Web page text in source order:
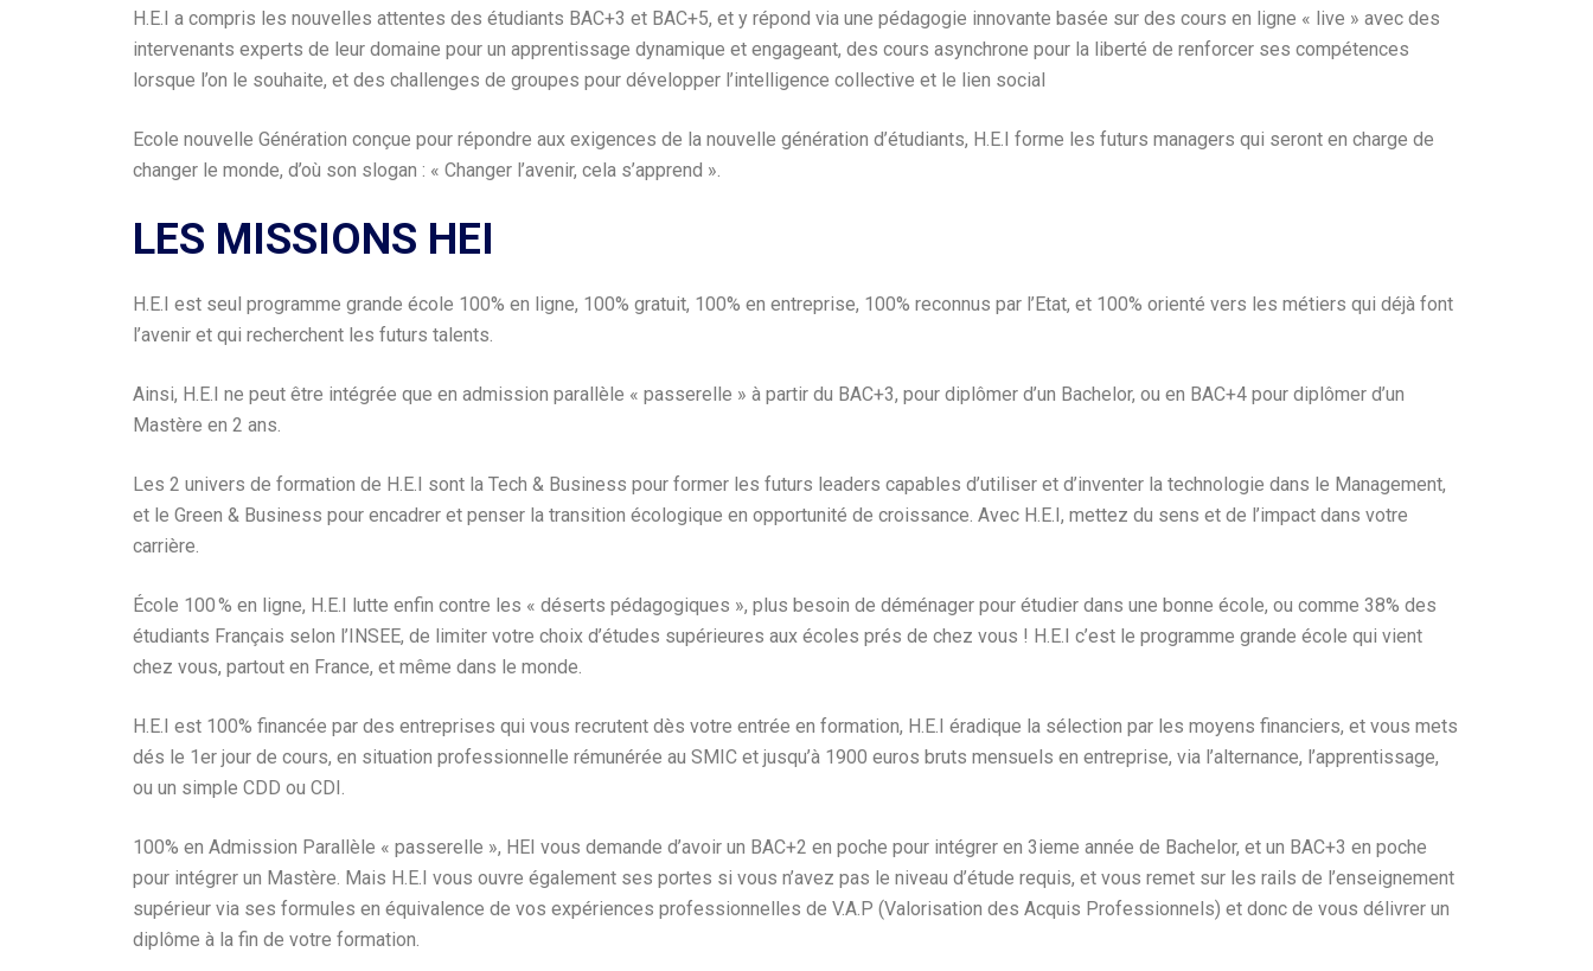
H.E.I a compris les nouvelles attentes des étudiants BAC+3 et BAC+5, et y répond via une pédagogie innovante basée sur des cours en ligne « live » avec des
intervenants experts de leur domaine pour un apprentissage dynamique et engageant, des cours asynchrone pour la liberté de renforcer ses compétences
lorsque l’on le souhaite, et des challenges de groupes pour développer l’intelligence collective et le lien social
Ecole nouvelle Génération conçue pour répondre aux exigences de la nouvelle génération d’étudiants, H.E.I forme les futurs managers qui seront en charge de
changer le monde, d’où son slogan : « Changer l’avenir, cela s’apprend ».
LES MISSIONS HEI
H.E.I est seul programme grande école 100% en ligne, 100% gratuit, 100% en entreprise, 100% reconnus par l’Etat, et 100% orienté vers les métiers qui déjà font
l’avenir et qui recherchent les futurs talents.
Ainsi, H.E.I ne peut être intégrée que en admission parallèle « passerelle » à partir du BAC+3, pour diplômer d’un Bachelor, ou en BAC+4 pour diplômer d’un
Mastère en 2 ans.
Les 2 univers de formation de H.E.I sont la Tech & Business pour former les futurs leaders capables d’utiliser et d’inventer la technologie dans le Management,
et le Green & Business pour encadrer et penser la transition écologique en opportunité de croissance. Avec H.E.I, mettez du sens et de l’impact dans votre
carrière.
École 100 % en ligne, H.E.I lutte enfin contre les « déserts pédagogiques », plus besoin de déménager pour étudier dans une bonne école, ou comme 38% des
étudiants Français selon l’INSEE, de limiter votre choix d’études supérieures aux écoles prés de chez vous ! H.E.I c’est le programme grande école qui vient
chez vous, partout en France, et même dans le monde.
H.E.I est 100% financée par des entreprises qui vous recrutent dès votre entrée en formation, H.E.I éradique la sélection par les moyens financiers, et vous mets
dés le 1er jour de cours, en situation professionnelle rémunérée au SMIC et jusqu’à 1900 euros bruts mensuels en entreprise, via l’alternance, l’apprentissage,
ou un simple CDD ou CDI.
100% en Admission Parallèle « passerelle », HEI vous demande d’avoir un BAC+2 en poche pour intégrer en 3ieme année de Bachelor, et un BAC+3 en poche
pour intégrer un Mastère. Mais H.E.I vous ouvre également ses portes si vous n’avez pas le niveau d’étude requis, et vous remet sur les rails de l’enseignement
supérieur via ses formules en équivalence de vos expériences professionnelles de V.A.P (Valorisation des Acquis Professionnels) et donc de vous délivrer un
diplôme à la fin de votre formation.